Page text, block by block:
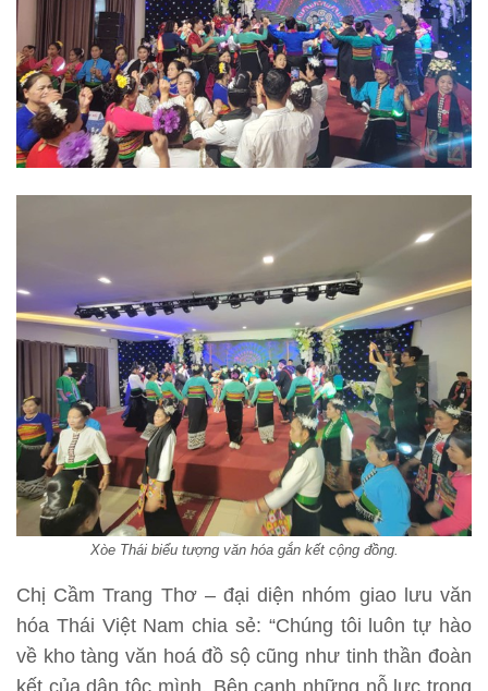
Xòe Thái biểu tượng văn hóa gắn kết cộng đồng.
Chị Cầm Trang Thơ – đại diện nhóm giao lưu văn
hóa Thái Việt Nam chia sẻ: “Chúng tôi luôn tự hào
về kho tàng văn hoá đồ sộ cũng như tinh thần đoàn